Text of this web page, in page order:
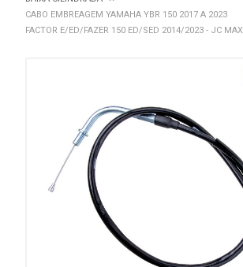
CABO EMBREAGEM YAMAHA YBR 150 2017 A 2023
FACTOR E/ED/FAZER 150 ED/SED 2014/2023 - JC